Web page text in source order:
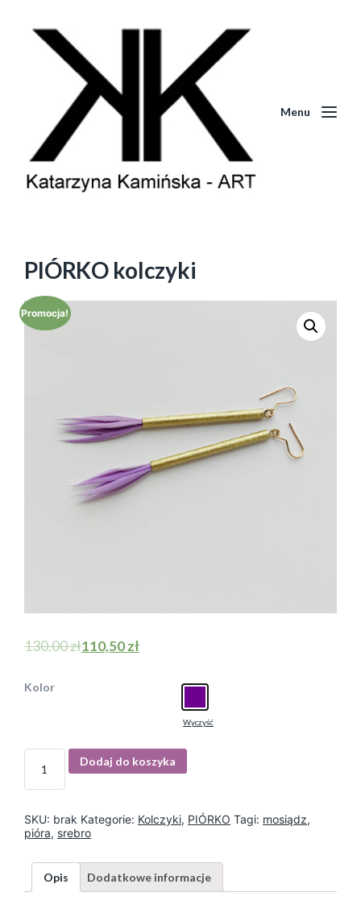
Menu
PIÓRKO kolczyki
Promocja!
130,00zł110,50zł
Kolor
Wyczyść
I
ś
Dodaj do koszyka
SKU: brak Kategorie: Kolczyki, PIÓRKO Tagi: mosiądz,
pióra, srebro
Opis Dodatkowe informacje